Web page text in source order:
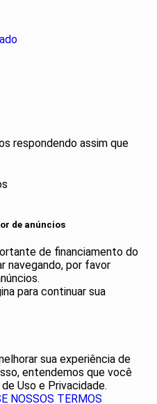
respondendo assim que
de anúncios
de financiamento do
navegando, por favor
para continuar sua
sua experiência de
entendemos que você
Uso e Privacidade.
NOSSOS TERMOS